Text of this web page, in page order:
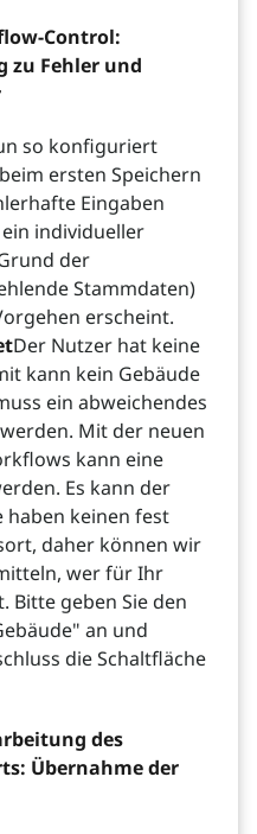
Control:
zu Fehler und
so konfiguriert
ersten Speichern
Eingaben
individueller
der
Stammdaten)
erscheint.
Der Nutzer hat keine
kann kein Gebäude
ein abweichendes
Mit der neuen
kann eine
Es kann der
haben keinen fest
daher können wir
wer für Ihr
Bitte geben Sie den
an und
die Schaltfläche
des
Übernahme der